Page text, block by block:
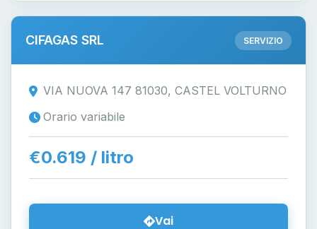
CIFAGAS SRL SERVIZIO
VIA NUOVA 147 81030, CASTEL VOLTURNO
Orario variabile
€0.619 / litro
Vai